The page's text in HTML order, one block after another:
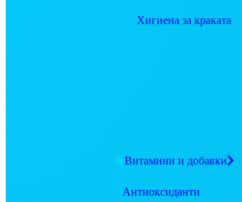
Хигиена за краката
Витамини и добавки
Антиоксиданти